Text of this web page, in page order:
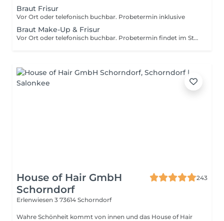
Braut Frisur
Vor Ort oder telefonisch buchbar. Probetermin inklusive
Braut Make-Up & Frisur
Vor Ort oder telefonisch buchbar. Probetermin findet im Studio statt.
House of Hair GmbH
Schorndorf
243
Erlenwiesen 3 73614 Schorndorf
Wahre Schönheit kommt von innen und das House of Hair